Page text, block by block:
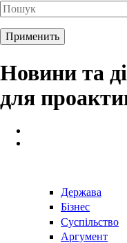
Новини та
для
Держава
Бізнес
Суспільство
Аргумент